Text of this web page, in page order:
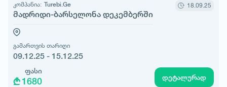
კომპანია: Turebi.Ge
მადრიდი-ბარსელონა დეკემბერში
18.09.25
გამართვის თარიღი
09.12.25 - 15.12.25
ფასი
1680 დეტალურად